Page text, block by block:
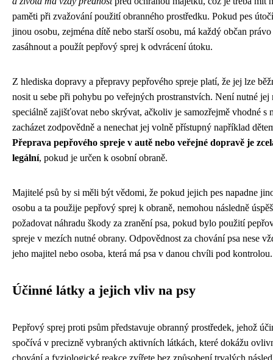
paměti při zvažování použití obranného prostředku. Pokud pes
jinou osobu, zejména dítě nebo starší osobu, má každý občan právo
zasáhnout a použít pepřový sprej k odvrácení útoku.
Z hlediska dopravy a přepravy pepřového spreje platí, že jej lze
nosit u sebe při pohybu po veřejných prostranstvích. Není nutné jej
speciálně zajišťovat nebo skrývat, ačkoliv je samozřejmě vhodné s
zacházet zodpovědně a nenechat jej volně přístupný například
Přeprava pepřového spreje v autě nebo veřejné dopravě je
legální, pokud je určen k osobní obraně.
Majitelé psů by si měli být vědomi, že pokud jejich pes napadne
osobu a ta použije pepřový sprej k obraně, nemohou následně
požadovat náhradu škody za zranění psa, pokud bylo použití
spreje v mezích nutné obrany. Odpovědnost za chování psa nese
jeho majitel nebo osoba, která má psa v danou chvíli pod kontrolou.
Účinné látky a jejich vliv na psy
Pepřový sprej proti psům představuje obranný prostředek, jehož
spočívá v precizně vybraných aktivních látkách, které dokážu